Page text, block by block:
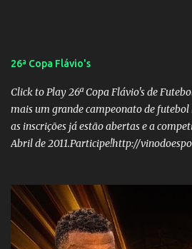
Castro Lino Veículo: TV Anhanguera
Campos Filho Veículo: Rádio Difusora
Nome: Victor Hugo de Araújo Veículo:
02: Nome: Custódio Ricardo soares
26ª Copa Flávio's
Click to Play 26ª Copa Flávio's de
mais um grande campeonato de futebol
as inscrições já estão abertas e a
Abril de 2011.Participe!http://